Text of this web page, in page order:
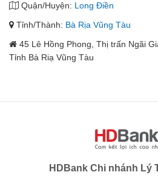
Quận/Huyện: Long Điền
Tỉnh/Thành: Bà Rịa Vũng Tàu
45 Lê Hồng Phong, Thị trấn Ngãi
Tỉnh Bà Riạ Vũng Tàu
HDBank Chi nhánh Lý